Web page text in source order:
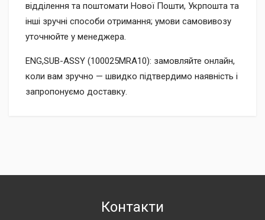
відділення та поштомати Нової Пошти, Укрпошта та
інші зручні способи отримання; умови самовивозу
уточнюйте у менеджера.
ENG,SUB-ASSY (100025MRA10): замовляйте онлайн,
коли вам зручно — швидко підтвердимо наявність і
запропонуємо доставку.
Контакти